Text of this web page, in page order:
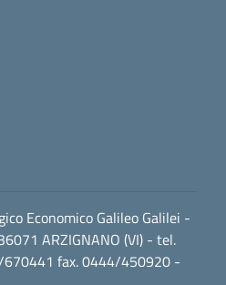
Economico Galileo Galilei -
ARZIGNANO (VI) - tel.
fax. 0444/450920 -